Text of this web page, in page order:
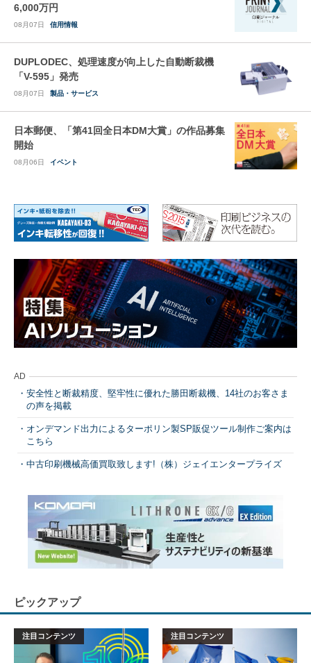
6,000万円
08月07日 信用情報
DUPLODEC、処理速度が向上した自動断裁機
「V-595」発売
08月07日 製品・サービス
日本郵便、「第41回全日本DM大賞」の作品募集
開始
08月06日 イベント
AD
安全性と断裁精度、堅牢性に優れた勝田断裁機、14社のお客さま
の声を掲載
オンデマンド出力によるターポリン製SP販促ツール制作ご案内は
こちら
中古印刷機械高価買取致します!（株）ジェイエンタープライズ
ピックアップ
注目コンテンツ 注目コンテンツ